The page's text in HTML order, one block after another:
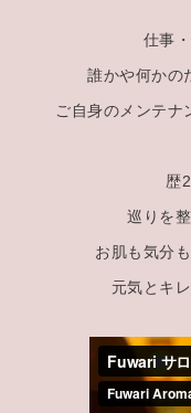
仕事
誰かや何かの
ご自身のメンテナ
歴
巡りを
お肌も気分
元気とキ